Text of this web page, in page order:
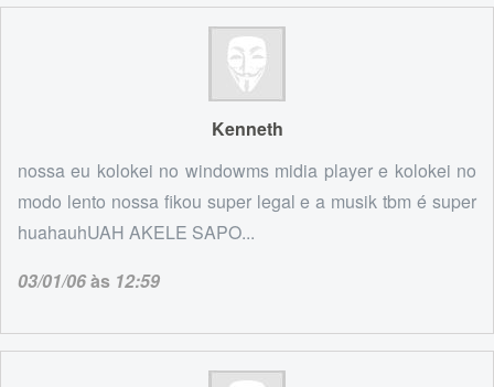
Kenneth
nossa eu kolokei no windowms midia player e kolokei no
modo lento nossa fikou super legal e a musik tbm é super
huahauhUAH AKELE SAPO...
03/01/06às 12:59